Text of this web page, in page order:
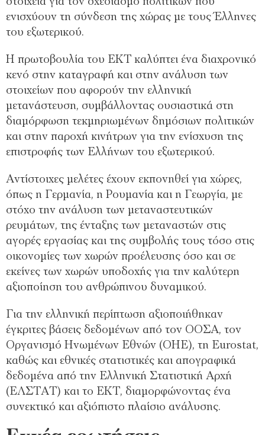
ενισχύουν τη σύνδεση της χώρας με τους Έλληνες
του εξωτερικού.
Η πρωτοβουλία του ΕΚΤ καλύπτει ένα διαχρονικό
κενό στην καταγραφή και στην ανάλυση των
στοιχείων που αφορούν την ελληνική
μετανάστευση, συμβάλλοντας ουσιαστικά στη
διαμόρφωση τεκμηριωμένων δημόσιων πολιτικών
και στην παροχή κινήτρων για την ενίσχυση της
επιστροφής των Ελλήνων του εξωτερικού.
Αντίστοιχες μελέτες έχουν εκπονηθεί για χώρες,
όπως η Γερμανία, η Ρουμανία και η Γεωργία, με
στόχο την ανάλυση των μεταναστευτικών
ρευμάτων, της ένταξης των μεταναστών στις
αγορές εργασίας και της συμβολής τους τόσο στις
οικονομίες των χωρών προέλευσης όσο και σε
εκείνες των χωρών υποδοχής για την καλύτερη
αξιοποίηση του ανθρώπινου δυναμικού.
Για την ελληνική περίπτωση αξιοποιήθηκαν
έγκριτες βάσεις δεδομένων από τον ΟΟΣΑ, τον
Οργανισμό Ηνωμένων Εθνών (ΟΗΕ), τη Eurostat,
καθώς και εθνικές στατιστικές και απογραφικά
δεδομένα από την Ελληνική Στατιστική Αρχή
(ΕΛΣΤΑΤ) και το ΕΚΤ, διαμορφώνοντας ένα
συνεκτικό και αξιόπιστο πλαίσιο ανάλυσης.